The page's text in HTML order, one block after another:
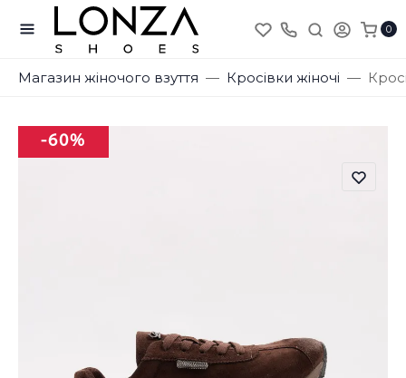
0
Магазин жіночого взуття Кросівки жіночі
-60%